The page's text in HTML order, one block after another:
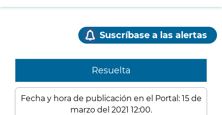
Suscríbase a las alertas
Resuelta
Fecha y hora de publicación en el Portal: 15 de
marzo del 2021 12:00.